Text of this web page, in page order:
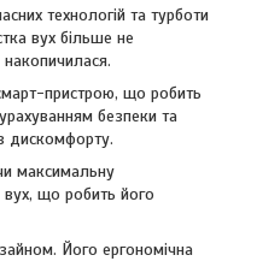
технологій та турботи
вух більше не
пристрою, що робить
безпеки та
дискомфорту.
максимальну
що робить його
Його ергономічна